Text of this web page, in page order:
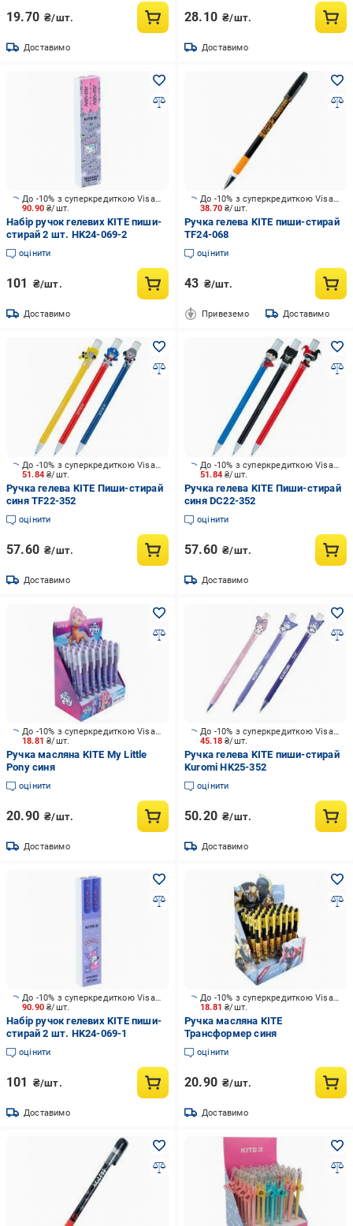
19.70 ₴/шт.
Доставимо
28.10 ₴/шт.
Доставимо
90.90₴/шт.
До -10% з суперкредиткою Visa Вигода
Набір ручок гелевих KITE пиши-
стирай 2 шт. HK24-069-2
оцінити
101 ₴/шт.
Доставимо
38.70₴/шт.
До -10% з суперкредиткою Visa Вигода
Ручка гелева KITE пиши-стирай
TF24-068
оцінити
43 ₴/шт.
Привеземо Доставимо
51.84₴/шт.
До -10% з суперкредиткою Visa Вигода
Ручка гелева KITE Пиши-стирай
синя TF22-352
оцінити
57.60 ₴/шт.
Доставимо
51.84₴/шт.
До -10% з суперкредиткою Visa Вигода
Ручка гелева KITE Пиши-стирай
синя DC22-352
оцінити
57.60 ₴/шт.
Доставимо
18.81₴/шт.
До -10% з суперкредиткою Visa Вигода
Ручка масляна KITE My Little
Pony синя
оцінити
20.90 ₴/шт.
Доставимо
45.18₴/шт.
До -10% з суперкредиткою Visa Вигода
Ручка гелева KITE пиши-стирай
Kuromi HK25-352
оцінити
50.20 ₴/шт.
Доставимо
90.90₴/шт.
До -10% з суперкредиткою Visa Вигода
Набір ручок гелевих KITE пиши-
стирай 2 шт. HK24-069-1
оцінити
101 ₴/шт.
Доставимо
18.81₴/шт.
До -10% з суперкредиткою Visa Вигода
Ручка масляна KITE
Трансформер синя
оцінити
20.90 ₴/шт.
Доставимо